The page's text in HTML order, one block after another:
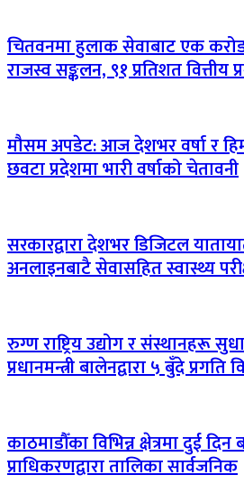
चितवनमा हुलाक सेवाबाट एक
राजस्व सङ्कलन, ९१ प्रतिशत वित्तीय
मौसम अपडेट: आज देशभर वर्षा र
छवटा प्रदेशमा भारी वर्षाको चेतावनी
सरकारद्वारा देशभर डिजिटल
अनलाइनबाटै सेवासहित स्वास्थ्य
रुग्ण राष्ट्रिय उद्योग र संस्थानहरू
प्रधानमन्त्री बालेनद्वारा ५ बुँदे
काठमाडौँका विभिन्न क्षेत्रमा दुई दिन
प्राधिकरणद्वारा तालिका सार्वजनिक